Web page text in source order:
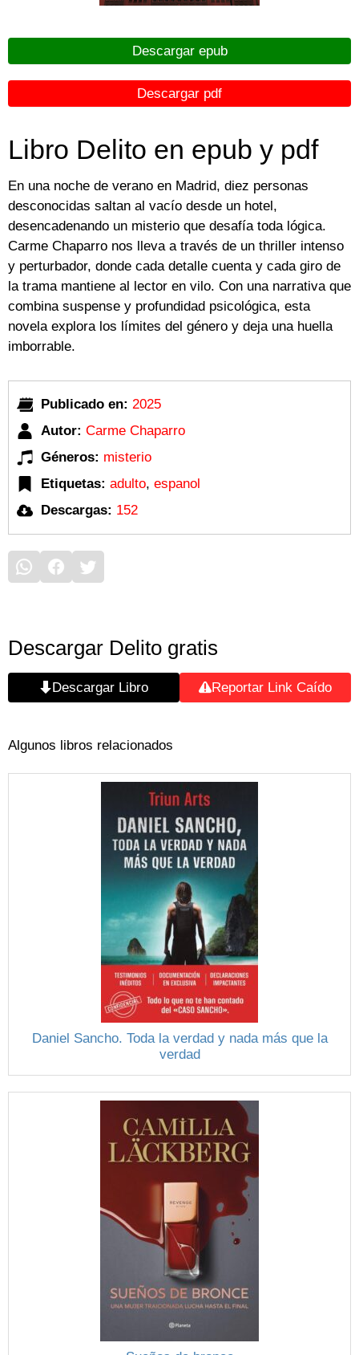
Descargar epub
Descargar pdf
Libro Delito en epub y pdf
En una noche de verano en Madrid, diez personas
desconocidas saltan al vacío desde un hotel,
desencadenando un misterio que desafía toda lógica.
Carme Chaparro nos lleva a través de un thriller intenso
y perturbador, donde cada detalle cuenta y cada giro de
la trama mantiene al lector en vilo. Con una narrativa que
combina suspense y profundidad psicológica, esta
novela explora los límites del género y deja una huella
imborrable.
Publicado en: 2025
Autor: Carme Chaparro
Géneros: misterio
Etiquetas: adulto, espanol
Descargas: 152
Descargar Delito gratis
Descargar Libro Reportar Link Caído
Algunos libros relacionados
Daniel Sancho. Toda la verdad y nada más que la
verdad